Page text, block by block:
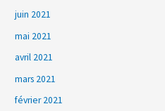
juin 2021
mai 2021
avril 2021
mars 2021
février 2021